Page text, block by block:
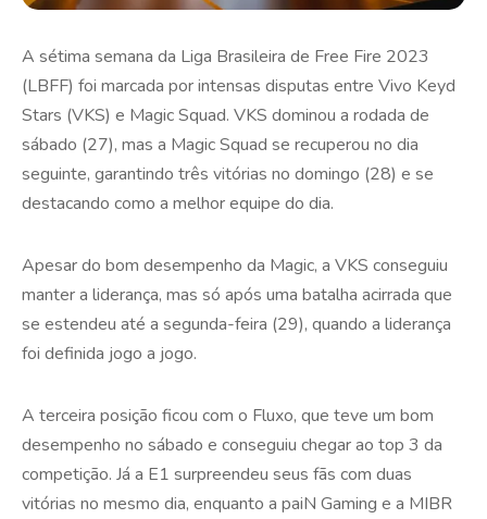
A sétima semana da Liga Brasileira de Free Fire 2023
(LBFF) foi marcada por intensas disputas entre Vivo Keyd
Stars (VKS) e Magic Squad. VKS dominou a rodada de
sábado (27), mas a Magic Squad se recuperou no dia
seguinte, garantindo três vitórias no domingo (28) e se
destacando como a melhor equipe do dia.
Apesar do bom desempenho da Magic, a VKS conseguiu
manter a liderança, mas só após uma batalha acirrada que
se estendeu até a segunda-feira (29), quando a liderança
foi definida jogo a jogo.
A terceira posição ficou com o Fluxo, que teve um bom
desempenho no sábado e conseguiu chegar ao top 3 da
competição. Já a E1 surpreendeu seus fãs com duas
vitórias no mesmo dia, enquanto a paiN Gaming e a MIBR